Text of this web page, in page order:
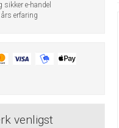
sikker e-handel
erfaring
venligst